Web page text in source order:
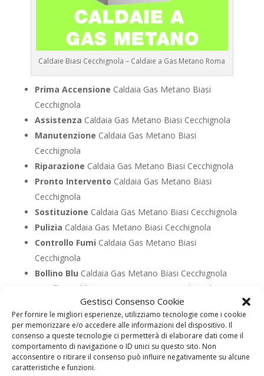
Gestisci Consenso Cookie
Per fornire le migliori esperienze, utilizziamo tecnologie come i cookie
per memorizzare e/o accedere alle informazioni del dispositivo. Il
consenso a queste tecnologie ci permetterà di elaborare dati come il
comportamento di navigazione o ID unici su questo sito. Non
acconsentire o ritirare il consenso può influire negativamente su alcune
caratteristiche e funzioni.
Caldaie Biasi Cecchignola – Caldaie a Gas Metano Roma
Prima Accensione Caldaia Gas Metano Biasi
Cecchignola
Assistenza Caldaia Gas Metano Biasi Cecchignola
Manutenzione Caldaia Gas Metano Biasi
Cecchignola
Riparazione Caldaia Gas Metano Biasi Cecchignola
Pronto Intervento Caldaia Gas Metano Biasi
Cecchignola
Sostituzione Caldaia Gas Metano Biasi Cecchignola
Pulizia Caldaia Gas Metano Biasi Cecchignola
Controllo Fumi Caldaia Gas Metano Biasi
Cecchignola
Bollino Blu Caldaia Gas Metano Biasi Cecchignola
Vendita
Caldaia Gas Metano Biasi Cecchignola
Caldaia Gas Metano Biasi Cecchignola
UTILIZZA IL FORM PER RICHIEDERE ASSISTENZA PER
LA TUA CALDAIA